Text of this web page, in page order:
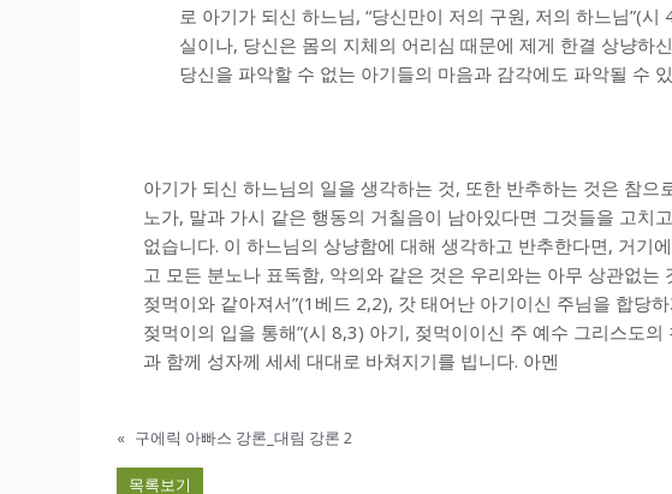
로 아기가 되신 하느님, “당신만이 저의 구원, 저의 하느님”(
실이나, 당신은 몸의 지체의 어리심 때문에 제게 한결 상냥하
당신을 파악할 수 없는 아기들의 마음과 감각에도 파악될 수
아기가 되신 하느님의 일을 생각하는 것, 또한 반추하는 것은 참
노가, 말과 가시 같은 행동의 거칠음이 남아있다면 그것들을 고치
없습니다. 이 하느님의 상냥함에 대해 생각하고 반추한다면, 거기
고 모든 분노나 표독함, 악의와 같은 것은 우리와는 아무 상관없
젖먹이와 같아져서”(1베드 2,2), 갓 태어난 아기이신 주님을 합당
젖먹이의 입을 통해”(시 8,3) 아기, 젖먹이이신 주 예수 그리스도
과 함께 성자께 세세 대대로 바쳐지기를 빕니다. 아멘
« 구에릭 아빠스 강론_대림 강론 2
목록보기